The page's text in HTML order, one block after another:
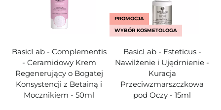
BasicLab - Complementis
- Ceramidowy Krem
Regenerujący o Bogatej
Konsystencji z Betainą i
Mocznikiem - 50ml
PROMOCJA
WYBÓR KOSMETOLOGA
BasicLab - Esteticus -
Nawilżenie i Ujędrnienie -
Kuracja
Przeciwzmarszczkowa
pod Oczy - 15ml